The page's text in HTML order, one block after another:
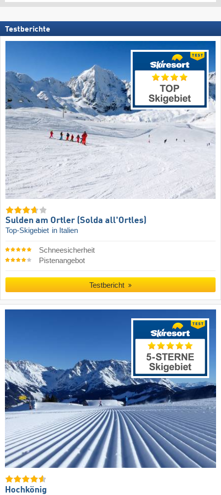
Testberichte
Sulden am Ortler (Solda all'Ortles)
Top-Skigebiet in Italien
Schneesicherheit
Pistenangebot
Testbericht
Hochkönig